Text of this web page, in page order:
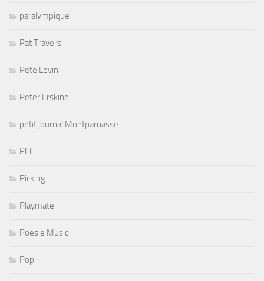
paralympique
Pat Travers
Pete Levin
Peter Erskine
petit journal Montparnasse
PFC
Picking
Playmate
Poesie Music
Pop